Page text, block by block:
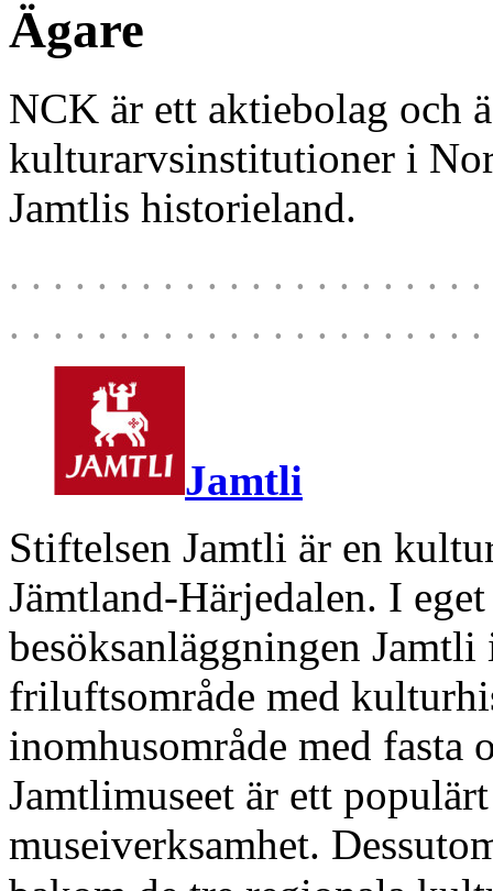
Ägare
NCK är ett aktiebolag och
kulturarvsinstitutioner i
Jamtlis historieland.
. . . . . . . . . . . . . . . . . . . . .
. . . . . . . . . . . . . . . . . . . . . .
Jamtli
Stiftelsen Jamtli är en
Jämtland-Härjedalen. I
besöksanläggningen
friluftsområde med
inomhusområde med
Jamtlimuseet är ett
museiverksamhet.